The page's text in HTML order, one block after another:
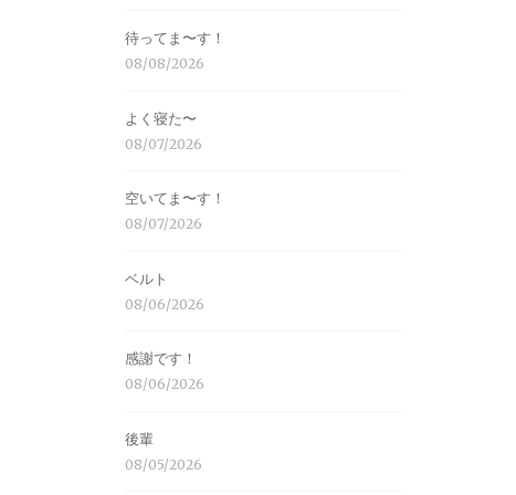
待ってま〜す！
08/08/2026
よく寝た〜
08/07/2026
空いてま〜す！
08/07/2026
ベルト
08/06/2026
感謝です！
08/06/2026
後輩
08/05/2026